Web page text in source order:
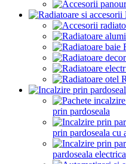
prin pardoseala
prin pardoseala cu
pardoseala electrica